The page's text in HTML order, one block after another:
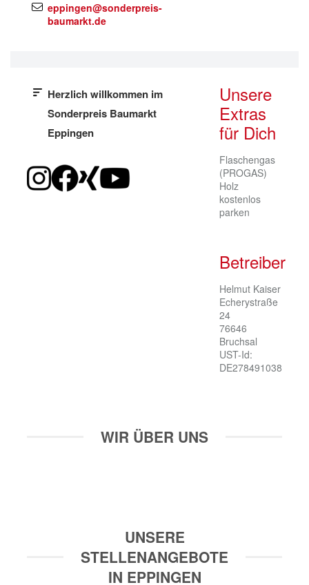
eppingen@sonderpreis-
baumarkt.de
Herzlich willkommen im
Sonderpreis Baumarkt
Eppingen
Unsere
Extras
für Dich
Flaschengas
(PROGAS)
Holz
kostenlos
parken
Betreiber
Helmut Kaiser
Echerystraße
24
76646
Bruchsal
UST-Id:
DE278491038
WIR ÜBER UNS
UNSERE
STELLENANGEBOTE
IN EPPINGEN